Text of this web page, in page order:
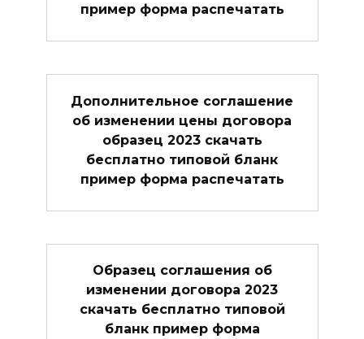
пример форма распечатать
Дополнительное соглашение
об изменении цены договора
образец 2023 скачать
бесплатно типовой бланк
пример форма распечатать
Образец соглашения об
изменении договора 2023
скачать бесплатно типовой
бланк пример форма